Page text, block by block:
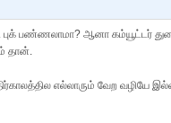
பண்ணலாமா? ஆனா கம்யூட்டர்
தான்.
எல்லாரும் வேற வழியே